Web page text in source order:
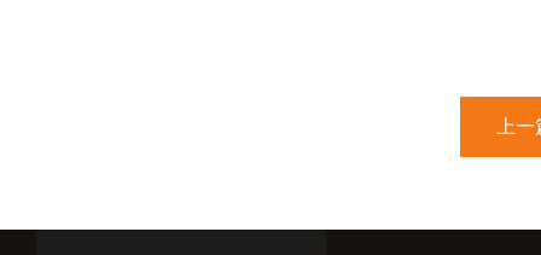
上